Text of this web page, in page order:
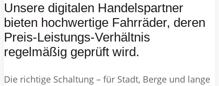
Unsere digitalen Handelspartner
bieten hochwertige Fahrräder, deren
Preis-Leistungs-Verhältnis
regelmäßig geprüft wird.
Die richtige Schaltung – für Stadt, Berge und lange